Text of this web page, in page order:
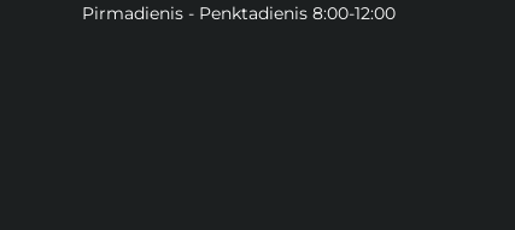
Pirmadienis - Penktadienis 8:00-12:00